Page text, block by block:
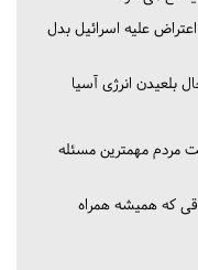
علیه اسرائیل بدل
بلعیدن انرژی آسیا
مردم مهمترین مسئله
که همیشه همراه